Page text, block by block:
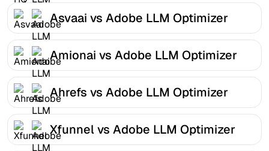
Asvaai vs Adobe LLM Optimizer
Amionai vs Adobe LLM Optimizer
Ahrefs vs Adobe LLM Optimizer
Xfunnel vs Adobe LLM Optimizer